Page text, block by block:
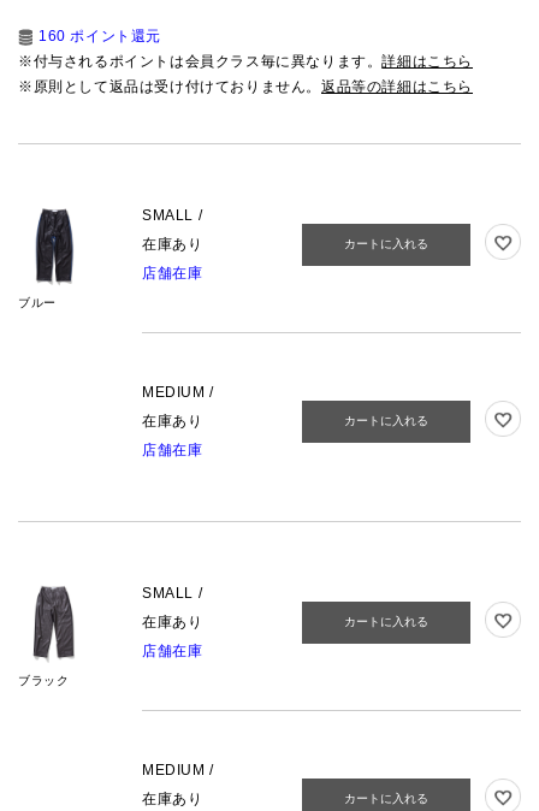
160 ポイント還元
※付与されるポイントは会員クラス毎に異なります。詳細はこちら
※原則として返品は受け付けておりません。 返品等の詳細はこちら
ブルー
SMALL /
在庫あり
店舗在庫
カートに入れる
MEDIUM /
在庫あり
店舗在庫
カートに入れる
ブラック
SMALL /
在庫あり
店舗在庫
カートに入れる
MEDIUM /
在庫あり
カートに入れる